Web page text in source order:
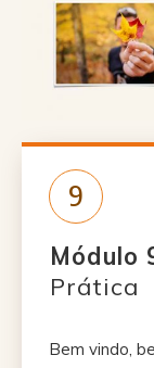
9
Módulo
Prática
Bem vindo,